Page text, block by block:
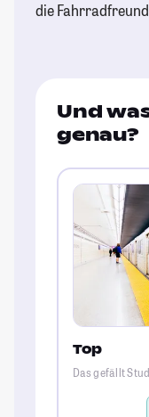
die
Und
genau?
Top
Das gefällt